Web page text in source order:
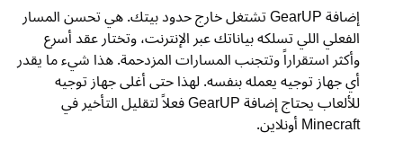
إضافة GearUP تشتغل خارج حدود بيتك. هي تحسن المسار
الفعلي اللي تسلكه بياناتك عبر الإنترنت، وتختار عقد أسرع
وأكثر استقراراً وتتجنب المسارات المزدحمة. هذا شيء ما يقدر
أي جهاز توجيه يعمله بنفسه. لهذا حتى أغلى جهاز توجيه
للألعاب يحتاج إضافة GearUP فعلاً لتقليل التأخير في
Minecraft أونلاين.